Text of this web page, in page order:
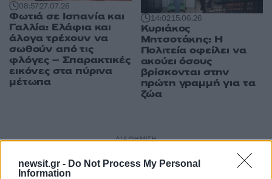
newsit.gr - Do Not Process My Personal
Information
08:5727.07.26
Φωτιά σε Ισπανία και
Γαλλία: Ελάφια και
άλογα τρέχουν να
σωθούν από τις
φλόγες – Σπαρακτικές
εικόνες στα πύρινα
μέτωπα
14:0215.06.26
Κυριάκος
Μητσοτάκης: Η
Πολιτεία οφείλει να
ακούει όσους
βρίσκονται στην
πρώτη γραμμή για τα
ζώα
ΔΙΑΦΗΜΙΣΗ